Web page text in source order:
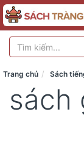
Trang chủ Sách
sách